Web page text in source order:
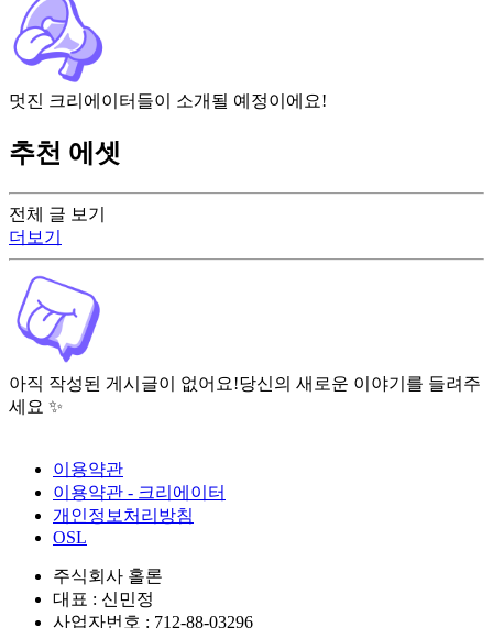
전체 글 보기
더보기
아직 작성된 게시글이 없어요!당신의 새로운 이야기를 들려주
세요 ✨
멋진 크리에이터들이 소개될 예정이에요!
추천 에셋
이용약관
이용약관 - 크리에이터
개인정보처리방침
OSL
주식회사 홀론
대표 : 신민정
사업자번호 : 712-88-03296